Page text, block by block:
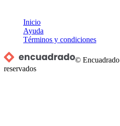
Inicio
Ayuda
Términos y condiciones
© Encuadrado
reservados